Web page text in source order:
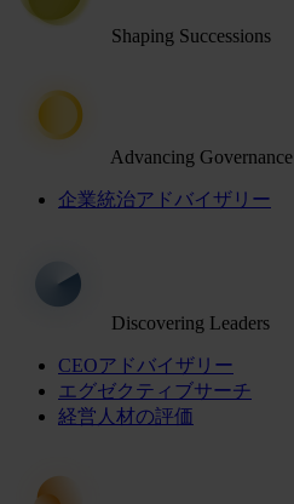
Shaping Successions
Advancing Governance
企業統治アドバイザリー
Discovering Leaders
CEOアドバイザリー
エグゼクティブサーチ
経営人材の評価